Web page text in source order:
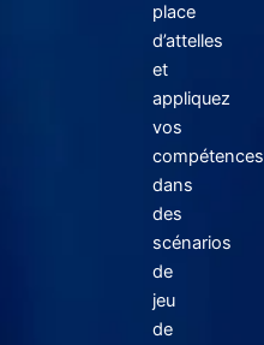
place
d’attelles
et
appliquez
vos
compétences
dans
des
scénarios
de
jeu
de